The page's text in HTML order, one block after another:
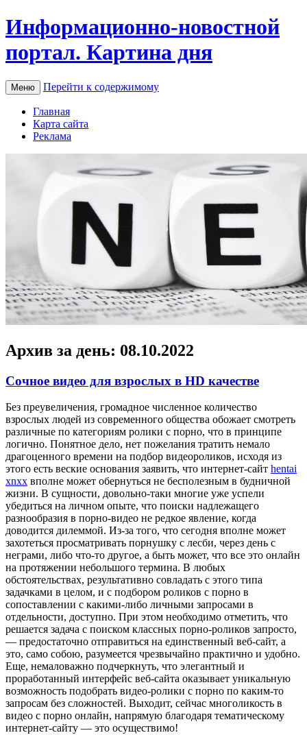
Информационно-новостной
портал. Картина дня
Меню Перейти к содержимому
Главная
Карта сайта
Реклама
Архив за день: 08.10.2022
Сочное видео для взрослых в HD качестве
Бeз прeувeличeния, громадное численное количество
взрослых людей из современного общества обожает смотреть
различные по категориям ролики с порно, что в принципе
логично. Понятное дело, нет пожелания тратить немало
драгоценного времени на подбор видеороликов, исходя из
этого есть веские основания заявить, что интернет-сайт hentai
xnxx вполне может обернуться не бесполезным в будничной
жизни. В сущности, довольно-таки многие уже успели
убедиться на личном опыте, что поиски надлежащего
разнообразия в порно-видео не редкое явление, когда
доводится дилеммой. Из-за того, что сегодня вполне может
захотеться просматривать порнушку с лесби, через день с
неграми, либо что-то другое, а быть может, что все это онлайн
на протяжении небольшого термина. В любых
обстоятельствах, результативно совладать с этого типа
задачками в целом, и с подбором роликов с порно в
сопоставлении с какими-либо личными запросами в
отдельности, доступно. При этом необходимо отметить, что
решается задача с поиском классных порно-роликов запросто,
— предостаточно отправиться на единственный веб-сайт, а
это, само собою, разумеется чрезвычайно практично и удобно.
Еще, немаловажно подчеркнуть, что элегантный и
проработанный интерфейс веб-сайта оказывает уникальную
возможность подобрать видео-ролики с порно по каким-то
запросам без сложностей. Выходит, сейчас многоликость в
видео с порно онлайн, напрямую благодаря тематическому
интернет-сайту — это осуществимо!